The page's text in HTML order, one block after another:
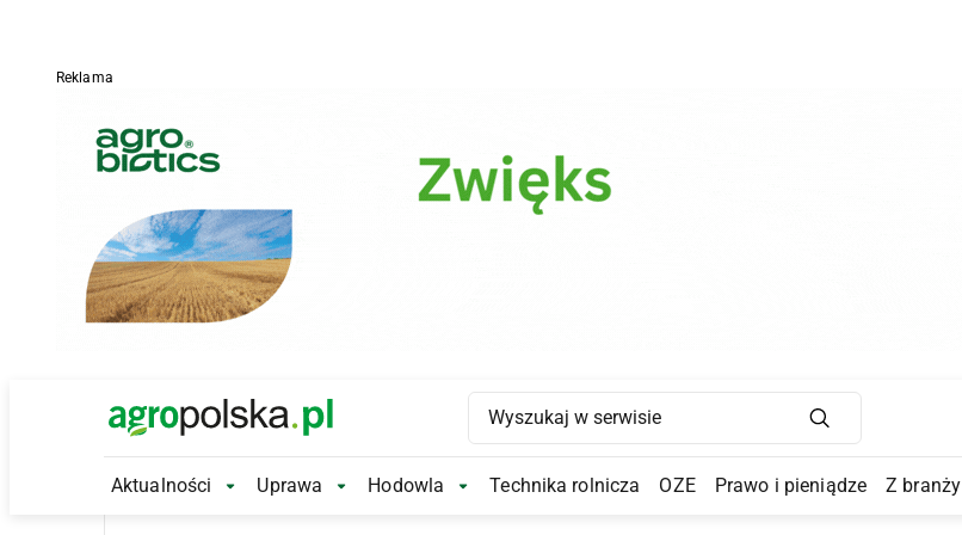
Reklama
Main Logo
Main Navigation
Aktualności Aktualności Submenu
Uprawa Uprawa Submenu
Hodowla Hodowla Submenu
Technika rolnicza OZE Prawo i pieniądze Z branży